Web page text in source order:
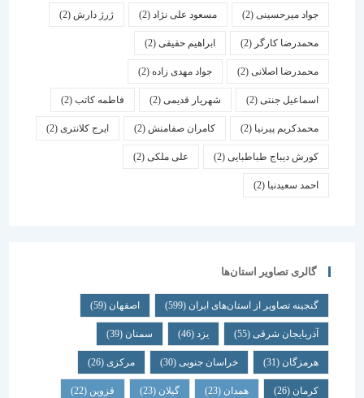
جواد میرحسینی(2) مسعود علی نژاد(2) ژرژ دارش (2)
محمدرضا کارگر(2) ابراهیم حقیقی(2)
محمدرضا اصلانی(2) جواد مهدی زاده(2)
اسماعیل جنتی(2) شهریار قدیمی(2) فاطمه کاتب(2)
محمدکریم پیرنیا (2) کامران صفامنش(2) ایرج کلانتری (2)
کورش دیباج طباطبایی(2) علی ملکی(2)
احمد سعیدنیا (2)
گالری تصاویر استان‌ها
گنجینه تصاویر از استان‌های ایران(599) اصفهان (59)
آذربایجان شرقی(55) یزد سمنان (39)
هرمزگان(31) خراسان جنوبی(30) مرکزی (26)
همدان گیلان قزوین